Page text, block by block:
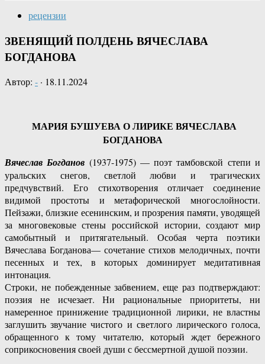
рецензии
ЗВЕНЯЩИЙ ПОЛДЕНЬ ВЯЧЕСЛАВА
БОГДАНОВА
Автор: - · 18.11.2024
МАРИЯ БУШУЕВА О ЛИРИКЕ ВЯЧЕСЛАВА
БОГДАНОВА
Вячеслав Богданов (1937-1975) — поэт тамбовской степи и
уральских снегов, светлой любви и трагических
предчувствий. Его стихотворения отличает соединение
видимой простоты и метафорической многослойности.
Пейзажи, близкие есенинским, и прозрения памяти, уводящей
за многовековые стены российской истории, создают мир
самобытный и притягательный. Особая черта поэтики
Вячеслава Богданова— сочетание стихов мелодичных, почти
песенных и тех, в которых доминирует медитативная
интонация.
Строки, не побежденные забвением, еще раз подтверждают:
поэзия не исчезает. Ни рациональные приоритеты, ни
намеренное принижение традиционной лирики, не властны
заглушить звучание чистого и светлого лирического голоса,
обращенного к тому читателю, который ждет бережного
соприкосновения своей души с бессмертной душой поэзии.